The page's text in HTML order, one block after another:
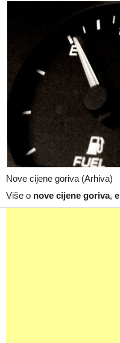
Nove cijene goriva (Arhiva)
Više o nove cijene goriva,